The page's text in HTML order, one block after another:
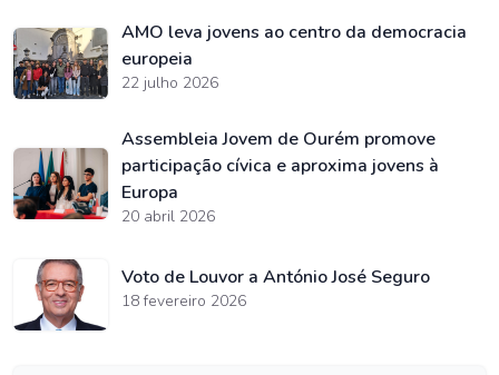
AMO leva jovens ao centro da democracia
europeia
22 julho 2026
Assembleia Jovem de Ourém promove
participação cívica e aproxima jovens à
Europa
20 abril 2026
Voto de Louvor a António José Seguro
18 fevereiro 2026